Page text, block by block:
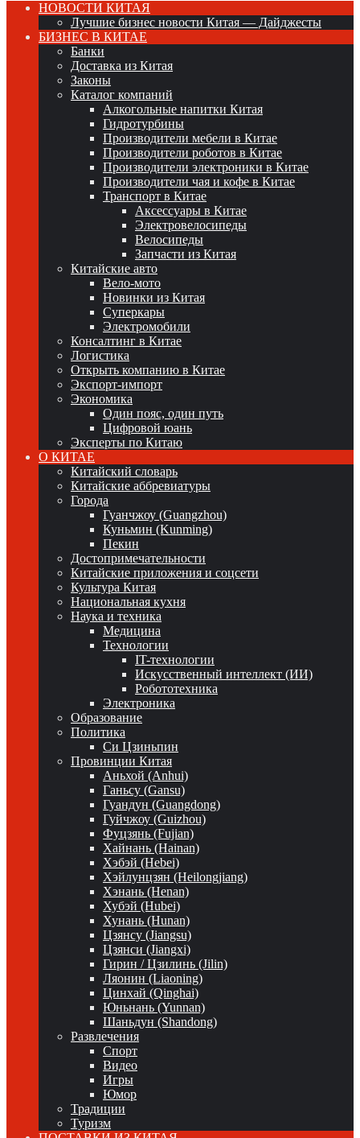
НОВОСТИ КИТАЯ
Лучшие бизнес новости Китая — Дайджесты
БИЗНЕС В КИТАЕ
Банки
Доставка из Китая
Законы
Каталог компаний
Алкогольные напитки Китая
Гидротурбины
Производители мебели в Китае
Производители роботов в Китае
Производители электроники в Китае
Производители чая и кофе в Китае
Транспорт в Китае
Аксессуары в Китае
Электровелосипеды
Велосипеды
Запчасти из Китая
Китайские авто
Вело-мото
Новинки из Китая
Суперкары
Электромобили
Консалтинг в Китае
Логистика
Открыть компанию в Китае
Экспорт-импорт
Экономика
Один пояс, один путь
Цифровой юань
Эксперты по Китаю
О КИТАЕ
Китайский словарь
Китайские аббревиатуры
Города
Гуанчжоу (Guangzhou)
Куньмин (Kunming)
Пекин
Достопримечательности
Китайские приложения и соцсети
Культура Китая
Национальная кухня
Наука и техника
Медицина
Технологии
IT-технологии
Искусственный интеллект (ИИ)
Робототехника
Электроника
Образование
Политика
Си Цзиньпин
Провинции Китая
Аньхой (Anhui)
Ганьсу (Gansu)
Гуандун (Guangdong)
Гуйчжоу (Guizhou)
Фуцзянь (Fujian)
Хайнань (Hainan)
Хэбэй (Hebei)
Хэйлунцзян (Heilongjiang)
Хэнань (Henan)
Хубэй (Hubei)
Хунань (Hunan)
Цзянсу (Jiangsu)
Цзянси (Jiangxi)
Гирин / Цзилинь (Jilin)
Ляонин (Liaoning)
Цинхай (Qinghai)
Юньнань (Yunnan)
Шаньдун (Shandong)
Развлечения
Спорт
Видео
Игры
Юмор
Традиции
Туризм